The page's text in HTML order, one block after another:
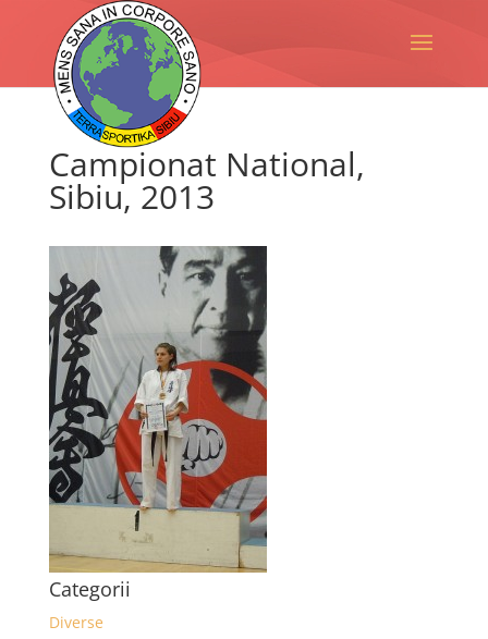
Campionat National,
Sibiu, 2013
Categorii
Diverse